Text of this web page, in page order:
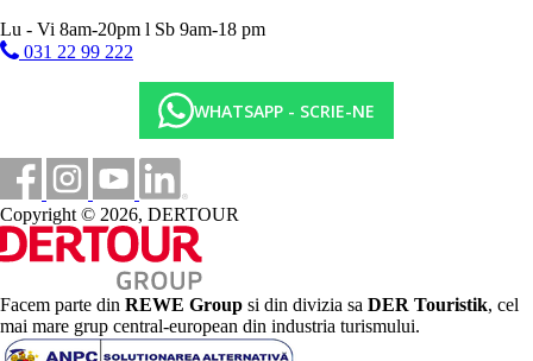
fitness
volei
programe de animatie
Activitati contra cost
sauna (10.00-18.00)
salon de wellness si infrumusetare
teren de tenis (iluminat contra cost aprox. 20 EUR/ora)
masaje
biliard
jocuri video
Mese
All Inclusive
Lu - Vi 8am-20pm l Sb 9am-18 pm
031 22 99 222
WHATSAPP - SCRIE-NE
Copyright © 2026, DERTOUR
Facem parte din REWE Group si din divizia sa DER Touristik, cel
mai mare grup central-european din industria turismului.